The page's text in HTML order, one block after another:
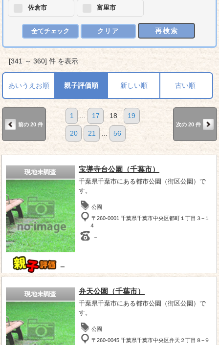
佐倉市 富里市
全てチェック クリア 再検索
[341 ～ 360] 件 を表示
あいうえお順 親子評価順 新しい順 古い順
前の 20 件
1 17 18 19
20 21 56
次の 20 件
現地未調査
－
宝導寺台公園（千葉市）
千葉県千葉市にある都市公園（街区公園）で
す。
公園
〒260-0001 千葉県千葉市中央区都町１丁目３−１
４
－
現地未調査 弁天公園（千葉市）
千葉県千葉市にある都市公園（街区公園）で
す。
公園
〒260-0045 千葉県千葉市中央区弁天２丁目８−９